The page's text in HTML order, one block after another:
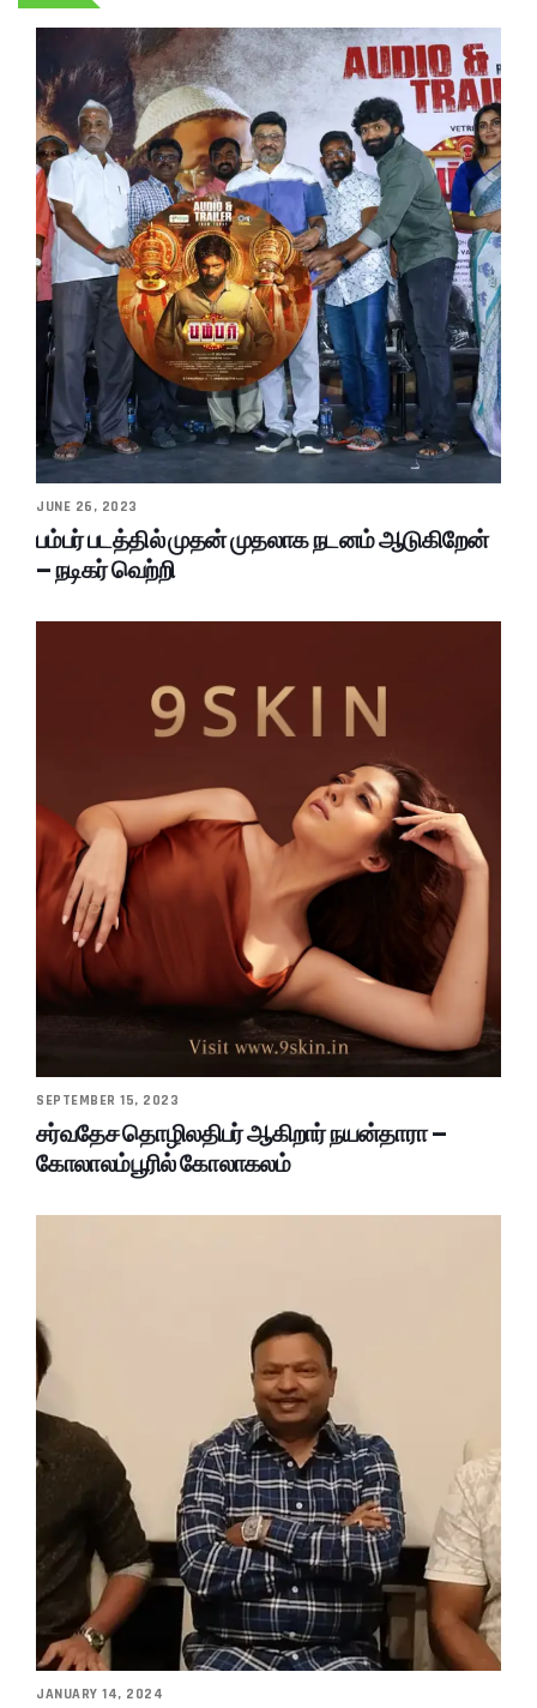
JUNE 26, 2023
பம்பர் படத்தில் முதன் முதலாக நடனம் ஆடுகிறேன்
– நடிகர் வெற்றி
SEPTEMBER 15, 2023
சர்வதேச தொழிலதிபர் ஆகிறார் நயன்தாரா –
கோலாலம்பூரில் கோலாகலம்
JANUARY 14, 2024